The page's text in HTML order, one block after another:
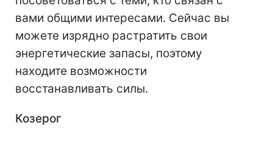
вами общими интересами. Сейчас вы
можете изрядно растратить свои
энергетические запасы, поэтому
находите возможности
восстанавливать силы.
Козерог